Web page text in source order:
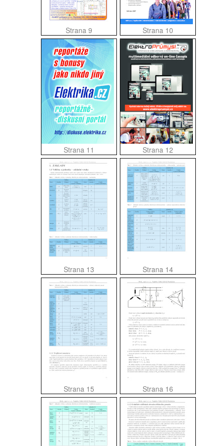
Strana 9 Strana 10
Strana 11 Strana 12
Strana 13 Strana 14
Strana 15 Strana 16